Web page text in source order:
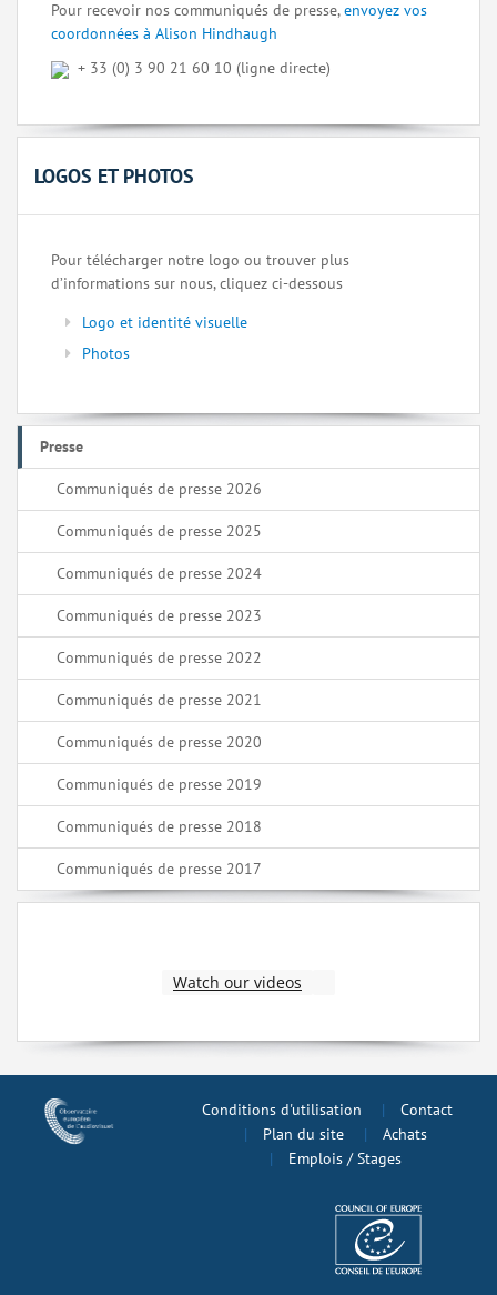
Pour recevoir nos communiqués de presse,envoyez vos
coordonnées à Alison Hindhaugh
+ 33 (0) 3 90 21 60 10 (ligne directe)
LOGOS ET PHOTOS
Pour télécharger notre logo ou trouver plus
d’informations sur nous, cliquez ci-dessous
Logo et identité visuelle
Photos
Presse
Communiqués de presse 2026
Communiqués de presse 2025
Communiqués de presse 2024
Communiqués de presse 2023
Communiqués de presse 2022
Communiqués de presse 2021
Communiqués de presse 2020
Communiqués de presse 2019
Communiqués de presse 2018
Communiqués de presse 2017
Watch our videos
Conditions d'utilisation
Contact
Plan du site
Achats
Emplois / Stages